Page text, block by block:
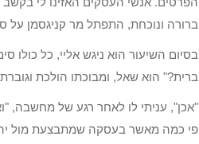
ברורה ונוכחת, התפתל מר קניגסמן על
בסיום השיעור הוא ניגש אליי, כל
ברית?" הוא שאל, ומבוכתו הולכת
"אכן", עניתי לו לאחר רגע של מחשבה,
פי כמה מאשר בעסקה שמתבצעת מול